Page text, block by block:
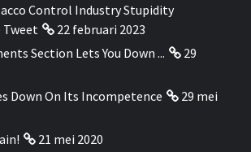
Control Industry Stupidity
Tweet
22 februari 2023
Section Lets You Down ...
29
Down On Its Incompetence
29 mei
21 mei 2020